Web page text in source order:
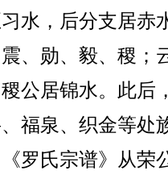
水，后分支居赤
、勋、毅、稷；
公居锦水。此后
福泉、织金等处
罗氏宗谱》从荣